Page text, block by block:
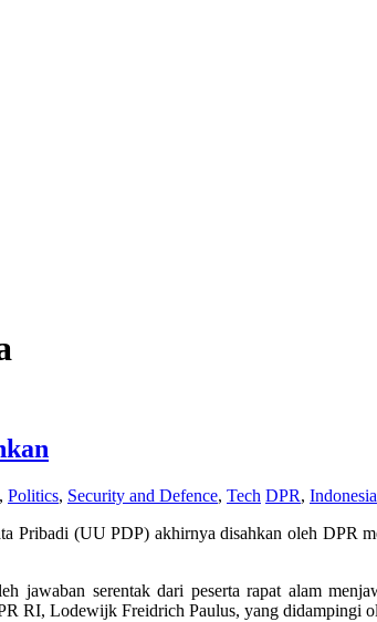
, Politics, Security and Defence, Tech DPR, Indonesia
Pribadi (UU PDP) akhirnya disahkan oleh DPR
jawaban serentak dari peserta rapat alam
RI, Lodewijk Freidrich Paulus, yang didampingi